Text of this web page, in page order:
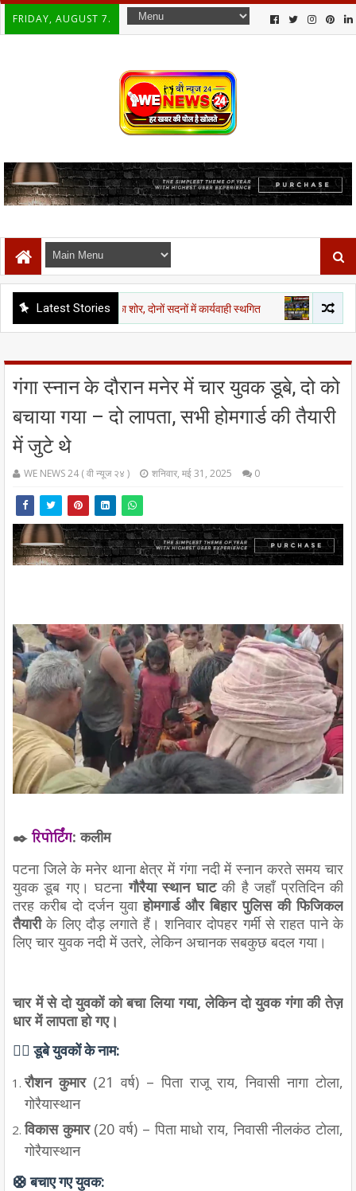
FRIDAY, AUGUST 7.
Latest Stories
पर विपक्ष का शोर, दोनों सदनों में कार्यवाही स्थगित दिल्ली एनसीआर
गंगा स्नान के दौरान मनेर में चार युवक डूबे, दो को
बचाया गया – दो लापता, सभी होमगार्ड की तैयारी
में जुटे थे
WE NEWS 24 ( वी न्यूज २४ ) शनिवार, मई 31, 2025 0
✒️रिपोर्टिंग: कलीम
पटना जिले के मनेर थाना क्षेत्र में गंगा नदी में स्नान करते समय चार
युवक डूब गए। घटनागौरैया स्थान घाटकी है जहाँ प्रतिदिन की
तरह करीब दो दर्जन युवाहोमगार्ड और बिहार पुलिस की फिजिकल
तैयारीके लिए दौड़ लगाते हैं। शनिवार दोपहर गर्मी से राहत पाने के
लिए चार युवक नदी में उतरे, लेकिन अचानक सबकुछ बदल गया।
चार में से दो युवकों को बचा लिया गया, लेकिन दो युवक गंगा की तेज़
धार में लापता हो गए।
🧍‍♂️ डूबे युवकों के नाम:
रौशन कुमार(21 वर्ष) – पिता राजू राय, निवासी नागा टोला,
गोरैयास्थान
विकास कुमार(20 वर्ष) – पिता माधो राय, निवासी नीलकंठ टोला,
गोरैयास्थान
🛟 बचाए गए युवक: